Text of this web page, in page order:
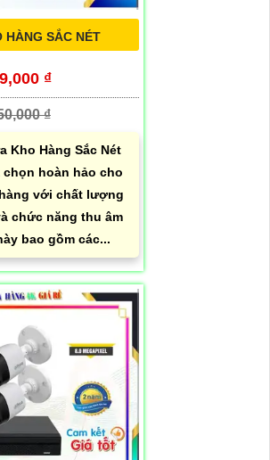
HÀNG SẮC NÉT
₫
₫
Kho Hàng Sắc Nét
hoàn hảo cho
với chất lượng
chức năng thu âm
bao gồm các...